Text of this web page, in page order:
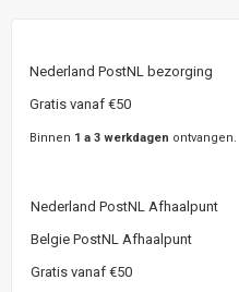
Nederland PostNL
Gratis vanaf €50
Binnen 1 a 3 werkdagen ontvangen.
Nederland PostNL
Belgie PostNL Afhaalpunt
Gratis vanaf €50